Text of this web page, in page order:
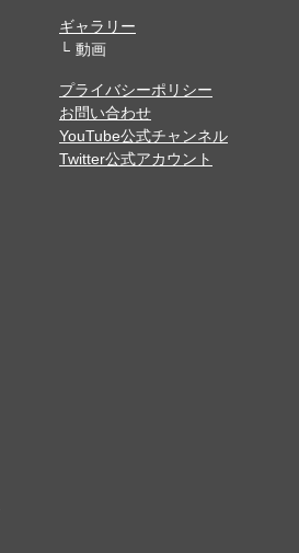
ギャラリー
動画
プライバシーポリシー
お問い合わせ
YouTube公式チャンネル
Twitter公式アカウント